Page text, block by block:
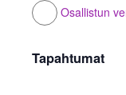
Osallistun
Tapahtumat